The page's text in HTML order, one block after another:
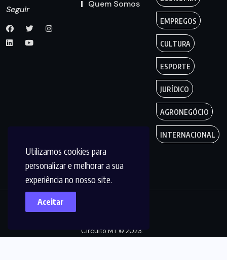
Utilizamos cookies para
personalizar e melhorar a sua
experiência no nosso site.
Aceitar
Seguir
Quem Somos
EMPREGOS
CULTURA
ESPORTE
JURÍDICO
AGRONEGÓCIO
INTERNACIONAL
Circuito MT © 2023.